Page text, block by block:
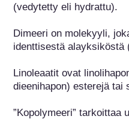
(vedytetty eli hydrattu).
Dimeeri on molekyyli,
identtisestä alayksiköstä
Linoleaatit ovat
dieenihapon) esterejä tai
”Kopolymeeri” tarkoittaa